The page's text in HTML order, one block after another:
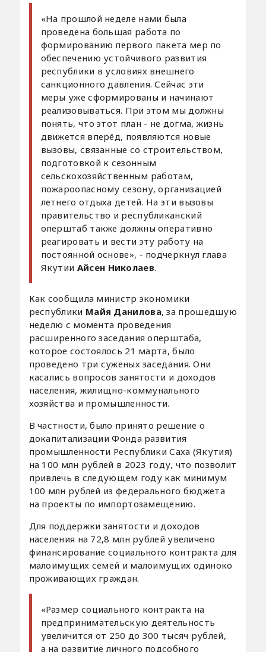
«На прошлой неделе нами была
проведена большая работа по
формированию первого пакета мер по
обеспечению устойчивого развития
республики в условиях внешнего
санкционного давления. Сейчас эти
меры уже сформированы и начинают
реализовываться. При этом мы должны
понять, что этот план - не догма, жизнь
движется вперёд, появляются новые
вызовы, связанные со строительством,
подготовкой к сезонным
сельскохозяйственным работам,
пожароопасному сезону, организацией
летнего отдыха детей. На эти вызовы
правительство и республиканский
оперштаб также должны оперативно
реагировать и вести эту работу на
постоянной основе», - подчеркнул глава
Якутии Айсен Николаев.
Как сообщила министр экономики
республики Майя Данилова, за прошедшую
неделю с момента проведения
расширенного заседания оперштаба,
которое состоялось 21 марта, было
проведено три суженых заседания. Они
касались вопросов занятости и доходов
населения, жилищно-коммунального
хозяйства и промышленности.
В частности, было принято решение о
докапитализации Фонда развития
промышленности Республики Саха (Якутия)
на 100 млн рублей в 2023 году, что позволит
привлечь в следующем году как минимум
100 млн рублей из федерального бюджета
на проекты по импортозамещению.
Для поддержки занятости и доходов
населения на 72,8 млн рублей увеличено
финансирование социального контракта для
малоимущих семей и малоимущих одиноко
проживающих граждан.
«Размер социального контракта на
предпринимательскую деятельность
увеличится от 250 до 300 тысяч рублей,
а на развитие личного подсобного